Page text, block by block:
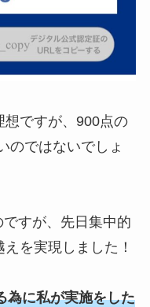
想ですが、900点の
のではないでしょ
すが、先日集中的
を実現しました！
為に私が実施をした